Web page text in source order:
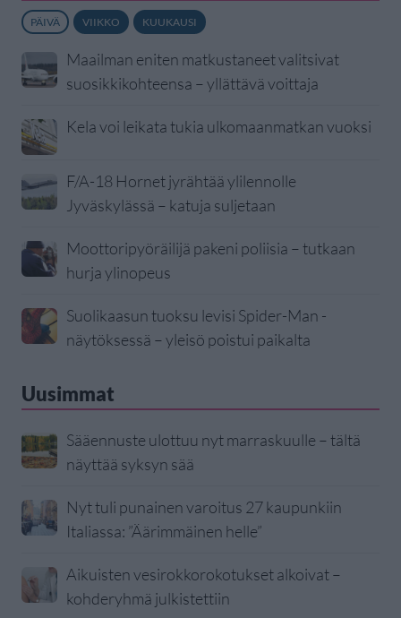
PÄIVÄ VIIKKO KUUKAUSI
Maailman eniten matkustaneet valitsivat
suosikkikohteensa – yllättävä voittaja
Kela voi leikata tukia ulkomaanmatkan vuoksi
F/A-18 Hornet jyrähtää ylilennolle
Jyväskylässä – katuja suljetaan
Moottoripyöräilijä pakeni poliisia – tutkaan
hurja ylinopeus
Suolikaasun tuoksu levisi Spider-Man -
näytöksessä – yleisö poistui paikalta
Uusimmat
Sääennuste ulottuu nyt marraskuulle – tältä
näyttää syksyn sää
Nyt tuli punainen varoitus 27 kaupunkiin
Italiassa: ”Äärimmäinen helle”
Aikuisten vesirokkorokotukset alkoivat –
kohderyhmä julkistettiin